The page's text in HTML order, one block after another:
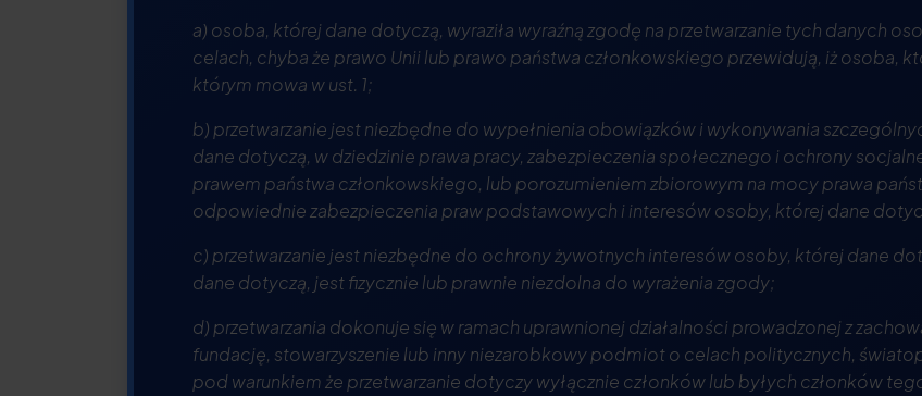
a) osoba, której dane dotyczą, wyraziła wyraźną zgodę na przetwarzanie tych danych
celach, chyba że prawo Unii lub prawo państwa członkowskiego przewidują, iż osoba,
którym mowa w ust. 1;
b) przetwarzanie jest niezbędne do wypełnienia obowiązków i wykonywania
dane dotyczą, w dziedzinie prawa pracy, zabezpieczenia społecznego i ochrony
prawem państwa członkowskiego, lub porozumieniem zbiorowym na mocy prawa
odpowiednie zabezpieczenia praw podstawowych i interesów osoby, której dane
c) przetwarzanie jest niezbędne do ochrony żywotnych interesów osoby, której dane
dane dotyczą, jest fizycznie lub prawnie niezdolna do wyrażenia zgody;
d) przetwarzania dokonuje się w ramach uprawnionej działalności prowadzonej z
fundację, stowarzyszenie lub inny niezarobkowy podmiot o celach politycznych,
pod warunkiem że przetwarzanie dotyczy wyłącznie członków lub byłych członków